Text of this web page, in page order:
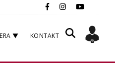
KONTAKT